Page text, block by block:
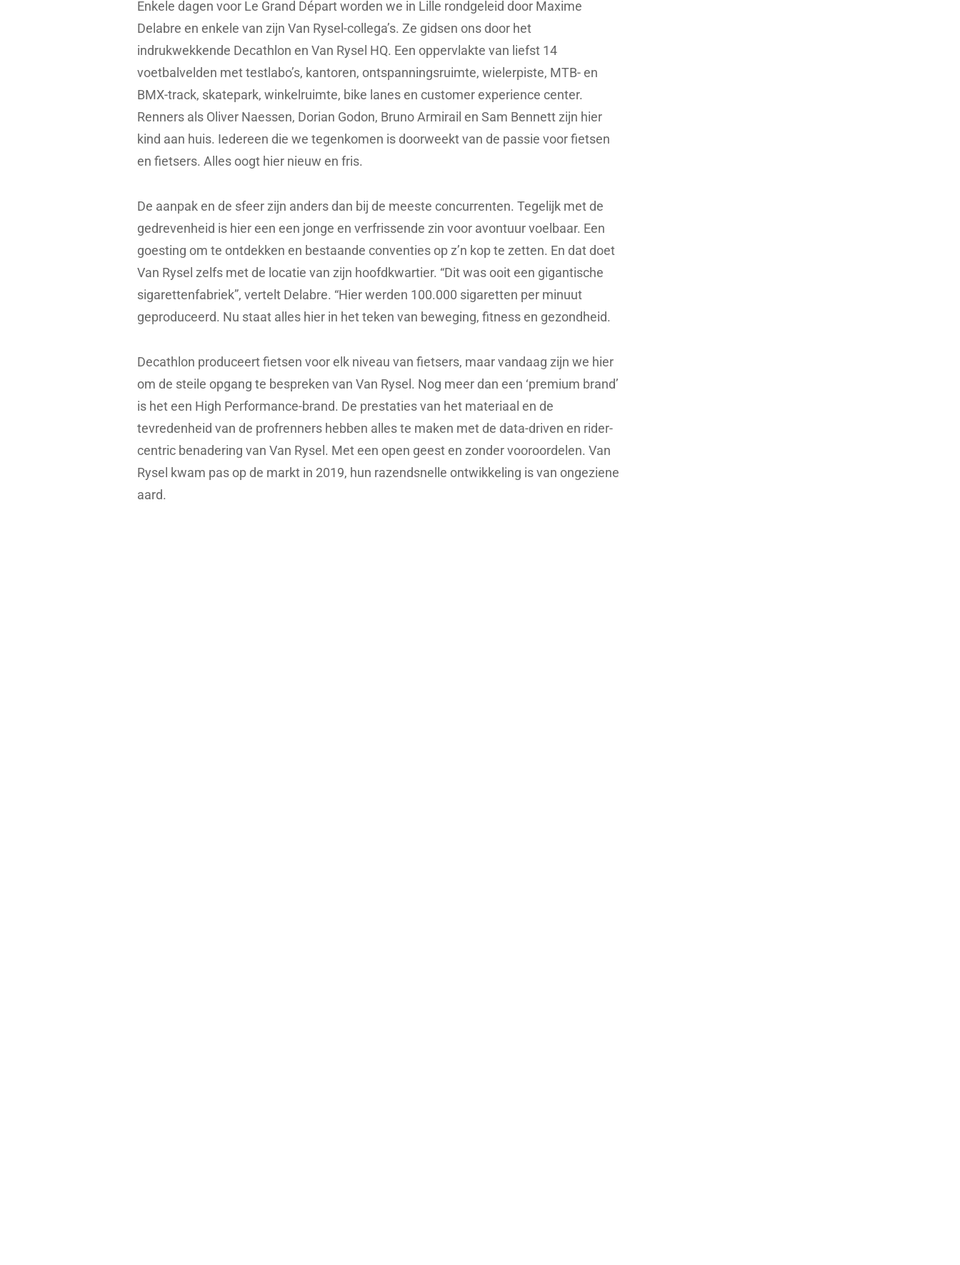
Enkele dagen voor Le Grand Départ worden we in Lille rondgeleid door Maxime
Delabre en enkele van zijn Van Rysel-collega’s. Ze gidsen ons door het
indrukwekkende Decathlon en Van Rysel HQ. Een oppervlakte van liefst 14
voetbalvelden met testlabo’s, kantoren, ontspanningsruimte, wielerpiste, MTB- en
BMX-track, skatepark, winkelruimte, bike lanes en customer experience center.
Renners als Oliver Naessen, Dorian Godon, Bruno Armirail en Sam Bennett zijn hier
kind aan huis. Iedereen die we tegenkomen is doorweekt van de passie voor fietsen
en fietsers. Alles oogt hier nieuw en fris.
De aanpak en de sfeer zijn anders dan bij de meeste concurrenten. Tegelijk met de
gedrevenheid is hier een een jonge en verfrissende zin voor avontuur voelbaar. Een
goesting om te ontdekken en bestaande conventies op z’n kop te zetten. En dat doet
Van Rysel zelfs met de locatie van zijn hoofdkwartier. “Dit was ooit een gigantische
sigarettenfabriek”, vertelt Delabre. “Hier werden 100.000 sigaretten per minuut
geproduceerd. Nu staat alles hier in het teken van beweging, fitness en gezondheid.
Decathlon produceert fietsen voor elk niveau van fietsers, maar vandaag zijn we hier
om de steile opgang te bespreken van Van Rysel. Nog meer dan een ‘premium brand’
is het een High Performance-brand. De prestaties van het materiaal en de
tevredenheid van de profrenners hebben alles te maken met de data-driven en rider-
centric benadering van Van Rysel. Met een open geest en zonder vooroordelen. Van
Rysel kwam pas op de markt in 2019, hun razendsnelle ontwikkeling is van ongeziene
aard.